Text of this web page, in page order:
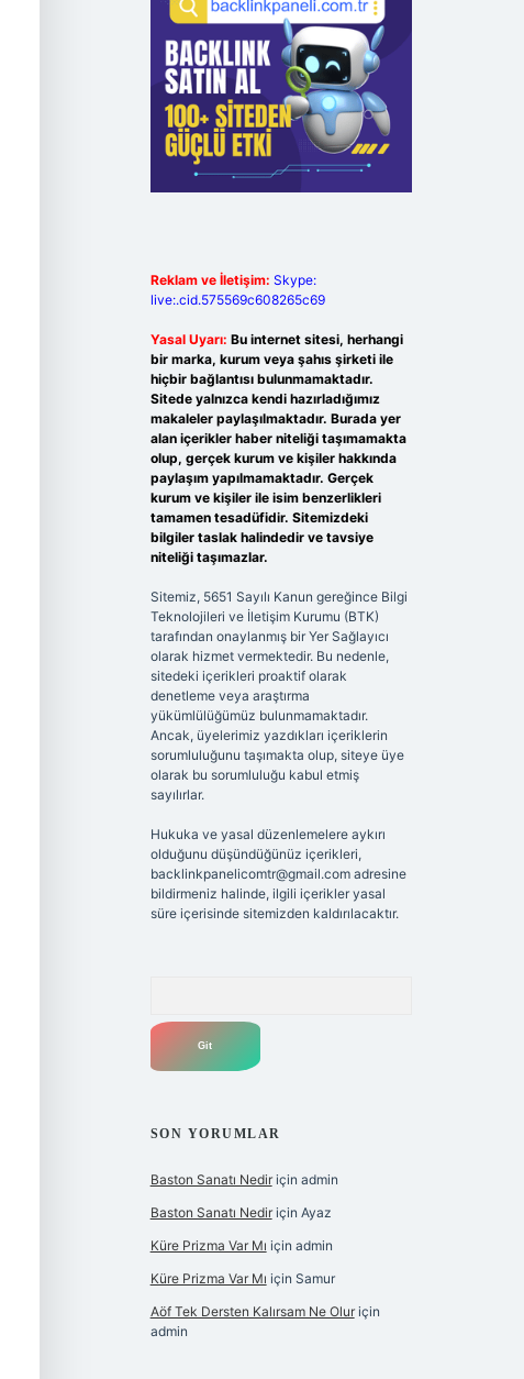
Reklam ve İletişim: Skype:
live:.cid.575569c608265c69
Yasal Uyarı: Bu internet sitesi, herhangi
bir marka, kurum veya şahıs şirketi ile
hiçbir bağlantısı bulunmamaktadır.
Sitede yalnızca kendi hazırladığımız
makaleler paylaşılmaktadır. Burada yer
alan içerikler haber niteliği taşımamakta
olup, gerçek kurum ve kişiler hakkında
paylaşım yapılmamaktadır. Gerçek
kurum ve kişiler ile isim benzerlikleri
tamamen tesadüfidir. Sitemizdeki
bilgiler taslak halindedir ve tavsiye
niteliği taşımazlar.
Sitemiz, 5651 Sayılı Kanun gereğince Bilgi
Teknolojileri ve İletişim Kurumu (BTK)
tarafından onaylanmış bir Yer Sağlayıcı
olarak hizmet vermektedir. Bu nedenle,
sitedeki içerikleri proaktif olarak
denetleme veya araştırma
yükümlülüğümüz bulunmamaktadır.
Ancak, üyelerimiz yazdıkları içeriklerin
sorumluluğunu taşımakta olup, siteye üye
olarak bu sorumluluğu kabul etmiş
sayılırlar.
Hukuka ve yasal düzenlemelere aykırı
olduğunu düşündüğünüz içerikleri,
backlinkpanelicomtr@gmail.comadresine
bildirmeniz halinde, ilgili içerikler yasal
süre içerisinde sitemizden kaldırılacaktır.
SON YORUMLAR
Baston Sanatı Nediriçin admin
Baston Sanatı Nediriçin Ayaz
Küre Prizma Var Mı için admin
Küre Prizma Var Mı için Samur
Aöf Tek Dersten Kalırsam Ne Oluriçin
admin